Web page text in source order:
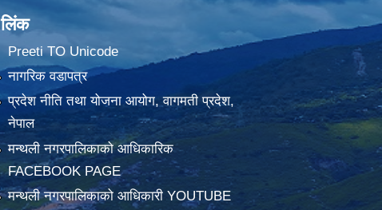
लिंक
Preeti TO Unicode
नागरिक वडापत्र
प्रदेश नीति तथा योजना आयोग, वागमती प्रदेश,
नेपाल
मन्थली नगरपालिकाको आधिकारिक
FACEBOOK PAGE
मन्थली नगरपालिकाको आधिकारी YOUTUBE